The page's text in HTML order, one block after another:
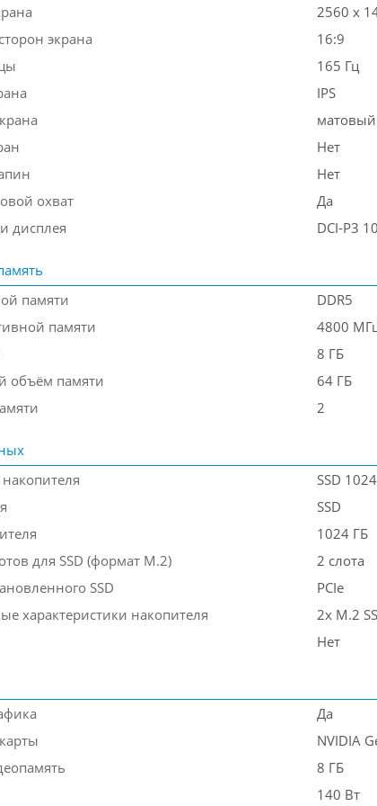
2560 x
экрана
16:9
165 Гц
IPS
матовый
Нет
Нет
охват
Да
дисплея
DCI-P3
памяти
DDR5
памяти
4800
8 ГБ
объём памяти
64 ГБ
2
SSD
SSD
1024 ГБ
для SSD (формат M.2)
2 слота
SSD
PCIe
характеристики накопителя
2x M.2
Нет
Да
NVIDIA
8 ГБ
140 Вт